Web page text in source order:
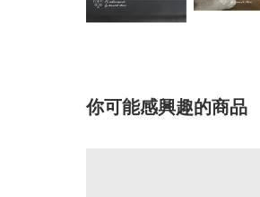
你可能感興趣的商品